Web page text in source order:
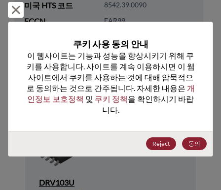
미국 HTS 코드 8542.39.0090
ECCN EAR99
추천 대체 제품
DRV103U
거부 및 닫기
쿠키 사용 동의 안내
이 웹사이트는 기능과 성능을 향상시키기 위해 쿠
키를 사용합니다. 사이트를 계속 이용하시면 이 웹
사이트에서 쿠키를 사용하는 것에 대해 암묵적으
로 동의하는 것으로 간주됩니다. 자세한 내용은 개
인정보 보호정책 및 쿠키 정책을 확인하시기 바랍
니다.
Reject 동의